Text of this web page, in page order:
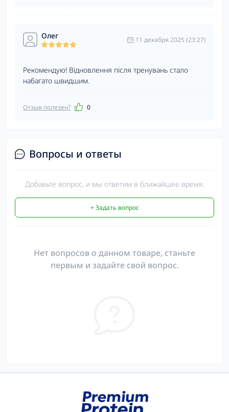
Олег 11 декабря 2025 (23:27)
Рекомендую! Відновлення після тренувань стало
набагато швидшим.
Отзыв полезен? 0
Вопросы и ответы
Добавьте вопрос, и мы ответим в ближайшее время.
+ Задать вопрос
Нет вопросов о данном товаре, станьте
первым и задайте свой вопрос.